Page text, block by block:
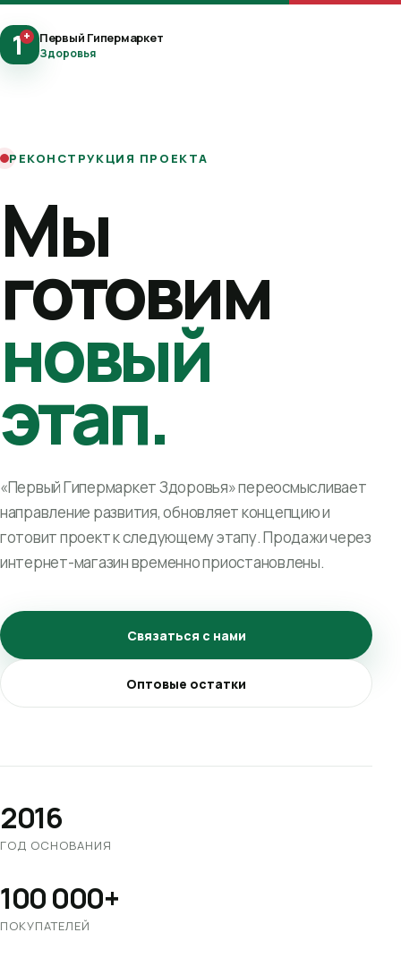
1+ Первый Гипермаркет
Здоровья
РЕКОНСТРУКЦИЯ ПРОЕКТА
Мы
готовим
новый
этап.
«Первый Гипермаркет Здоровья» переосмысливает
направление развития, обновляет концепцию и
готовит проект к следующему этапу. Продажи через
интернет-магазин временно приостановлены.
Связаться с нами
Оптовые остатки
2016
ГОД ОСНОВАНИЯ
100 000+
ПОКУПАТЕЛЕЙ